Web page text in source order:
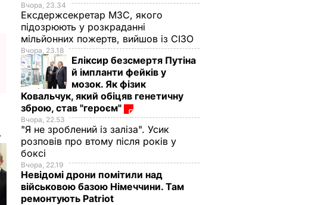
Вчора, 23.34
Ексдержсекретар МЗС, якого
підозрюють у розкраданні
мільйонних пожертв, вийшов із СІЗО
Вчора, 23.18
Еліксир безсмертя Путіна
й імпланти фейків у
мозок. Як фізик
Ковальчук, який обіцяв генетичну
зброю, став "героєм"
Вчора, 22.53
"Я не зроблений із заліза". Усик
розповів про втому після років у
боксі
Вчора, 22.19
Невідомі дрони помітили над
військовою базою Німеччини. Там
ремонтують Patriot